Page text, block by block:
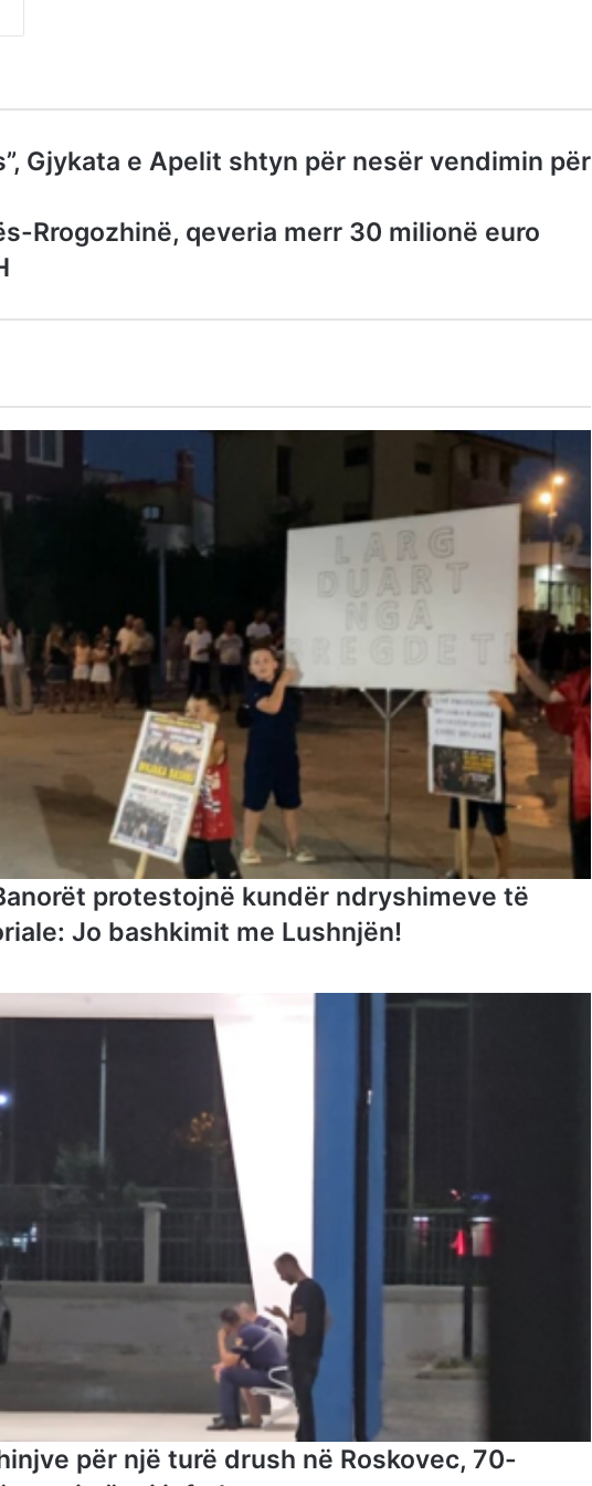
Gjykata e Apelit shtyn për nesër vendimin për
Rrogozhinë, qeveria merr 30 milionë euro
protestojnë kundër ndryshimeve të
Jo bashkimit me Lushnjën!
për një turë drush në Roskovec, 70-